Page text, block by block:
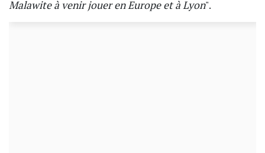
Malawite à venir jouer en Europe et à Lyon".